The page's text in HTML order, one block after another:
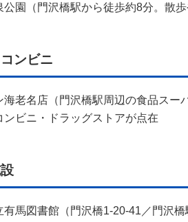
公園（門沢橋駅から徒歩約8分。散
ンビニ
海老名店（門沢橋駅周辺の食品スー
ンビニ・ドラッグストアが点在
有馬図書館（門沢橋1-20-41／門沢橋